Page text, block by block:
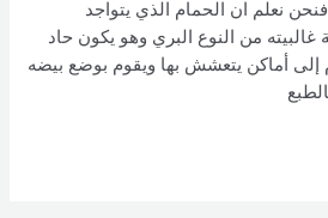
نعلم ان الحمام الذي يتواجد
غالبيته من النوع البري وهو يكون حاد
أماكن يتعشش بها ويقوم بوضع بيضه